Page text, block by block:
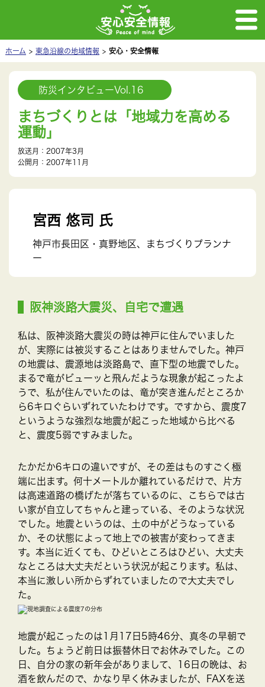
ホーム 東急沿線の地域情報 安心・安全情報
防災インタビューVol.16
まちづくりとは「地域力を高める
運動」
放送月：2007年3月
公開月：2007年11月
宮西 悠司 氏
神戸市長田区・真野地区、まちづくりプランナ
ー
阪神淡路大震災、自宅で遭遇
私は、阪神淡路大震災の時は神戸に住んでいました
が、実際には被災することはありませんでした。神戸
の地震は、震源地は淡路島で、直下型の地震でした。
まるで竜がビューッと飛んだような現象が起こったよ
うで、私が住んでいたのは、竜が突き進んだところか
ら6キロぐらいずれていたわけです。ですから、震度7
というような強烈な地震が起こった地域から比べる
と、震度5弱ですみました。
たかだか6キロの違いですが、その差はものすごく極
端に出ます。何十メートルか離れているだけで、片方
は高速道路の橋げたが落ちているのに、こちらでは古
い家が自立してちゃんと建っている、そのような状況
でした。地震というのは、土の中がどうなっている
か、その状態によって地上での被害が変わってきま
す。本当に近くても、ひどいところはひどい、大丈夫
なところは大丈夫だという状況が起こります。私は、
本当に激しい所からずれていましたので大丈夫でし
た。
地震が起こったのは1月17日5時46分、真冬の早朝で
した。ちょうど前日は振替休日でお休みでした。この
日、自分の家の新年会がありまして、16日の晩は、お
酒を飲んだので、かなり早く休みましたが、FAXを送